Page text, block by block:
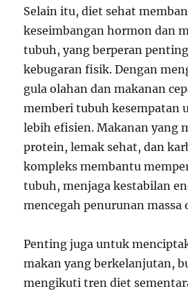
Selain itu, diet sehat
keseimbangan hormon dan
tubuh, yang berperan
kebugaran fisik. Dengan
gula olahan dan makanan
memberi tubuh kesempatan
lebih efisien. Makanan yang
protein, lemak sehat, dan
kompleks membantu
tubuh, menjaga kestabilan
mencegah penurunan massa
Penting juga untuk
makan yang berkelanjutan,
mengikuti tren diet